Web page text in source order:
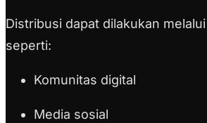
Distribusi dapat dilakukan
seperti:
Komunitas digital
Media sosial